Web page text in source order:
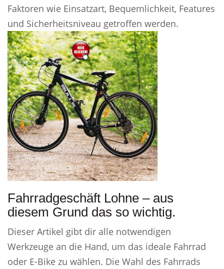
Faktoren wie Einsatzart, Bequemlichkeit, Features
und Sicherheitsniveau getroffen werden.
Fahrradgeschäft Lohne – aus
diesem Grund das so wichtig.
Dieser Artikel gibt dir alle notwendigen
Werkzeuge an die Hand, um das ideale Fahrrad
oder E-Bike zu wählen. Die Wahl des Fahrrads